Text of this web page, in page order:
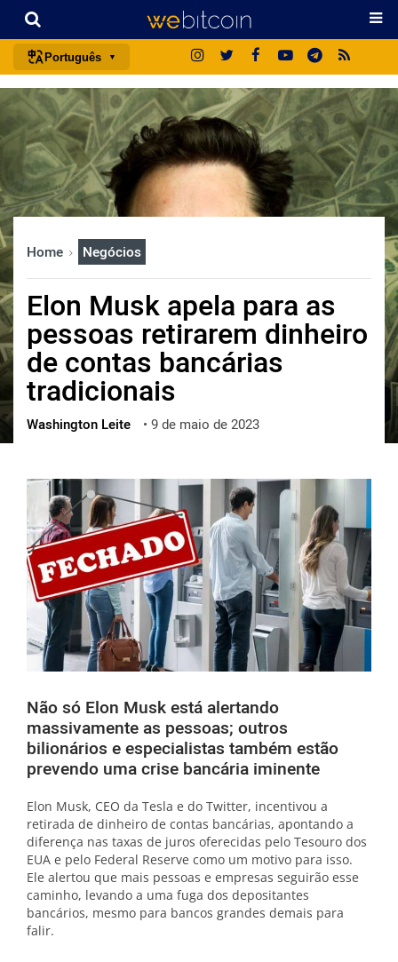
Português
português (BR)
english
español
français
italiano
日本語
русский
한국어
العربية
ไทย
ქართული
vietnamese
Home Negócios
Elon Musk apela para as
pessoas retirarem dinheiro
de contas bancárias
tradicionais
Washington Leite • 9 de maio de 2023
Não só Elon Musk está alertando
massivamente as pessoas; outros
bilionários e especialistas também estão
prevendo uma crise bancária iminente
Elon Musk, CEO da Tesla e do Twitter, incentivou a
retirada de dinheiro de contas bancárias, apontando a
diferença nas taxas de juros oferecidas pelo Tesouro dos
EUA e pelo Federal Reserve como um motivo para isso.
Ele alertou que mais pessoas e empresas seguirão esse
caminho, levando a uma fuga dos depositantes
bancários, mesmo para bancos grandes demais para
falir.